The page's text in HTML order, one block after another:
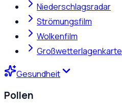
Niederschlagsradar
Strömungsfilm
Wolkenfilm
Großwetterlagenkarte
Gesundheit
Pollen